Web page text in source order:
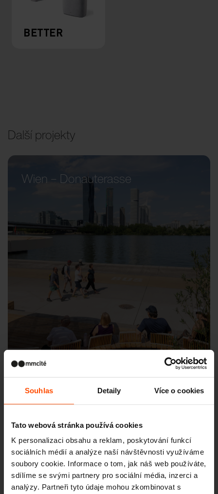
Souhlas Detaily Více o cookies
Tato webová stránka používá cookies
K personalizaci obsahu a reklam, poskytování funkcí
sociálních médií a analýze naší návštěvnosti využíváme
soubory cookie. Informace o tom, jak náš web používáte,
sdílíme se svými partnery pro sociální média, inzerci a
analýzy. Partneři tyto údaje mohou zkombinovat s
BETTER
Další projekty
Wien – Donauterasse
Seattle – Popup park